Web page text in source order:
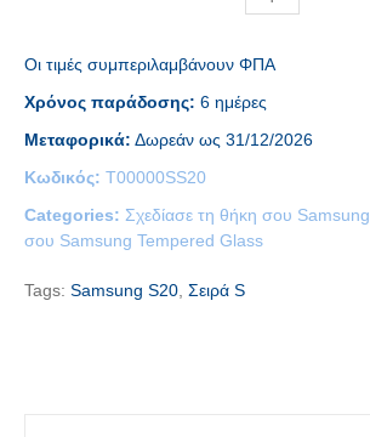
Οι τιμές συμπεριλαμβάνουν ΦΠΑ
Χρόνος παράδοσης: 6 ημέρες
Μεταφορικά: Δωρεάν ως 31/12/2026
Κωδικός: T00000SS20
Categories: Σχεδίασε τη θήκη σου Samsung
σου Samsung Tempered Glass
Tags: Samsung S20 Σειρά S